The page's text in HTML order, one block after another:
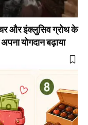
और इंक्लुसिव ग्रोथ के
योगदान बढ़ाया